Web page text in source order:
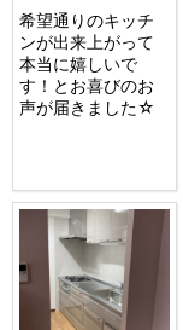
希望通りのキッチ
ンが出来上がって
本当に嬉しいで
す！とお喜びのお
声が届きました☆